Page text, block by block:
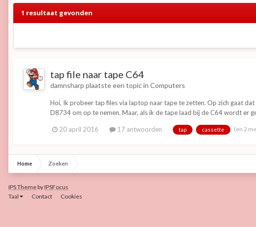
1 resultaat gevonden
tap file naar tape C64
damnsharp plaatste een topic in Computers
Hoi, Ik probeer tap files via laptop naar tape te zetten. Op zich gaat
D8734 om op te nemen. Maar, als ik de tape laad bij de C64 wordt er
20 april 2016 17 antwoorden tap cassette (en 2
Home Zoeken
IPS ThemebyIPSFocus
Taal
Contact Cookies